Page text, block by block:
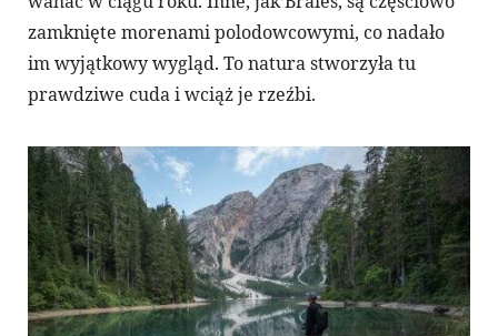
zamknięte morenami polodowcowymi, co nadało
im wyjątkowy wygląd. To natura stworzyła tu
prawdziwe cuda i wciąż je rzeźbi.